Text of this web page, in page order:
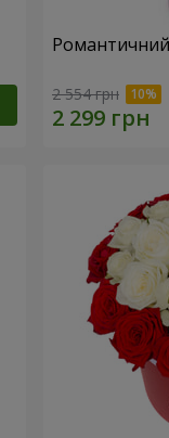
Романтичний
2 554 грн